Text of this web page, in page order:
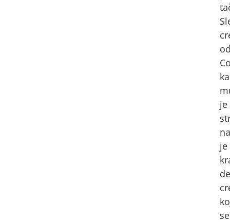
je
je
se